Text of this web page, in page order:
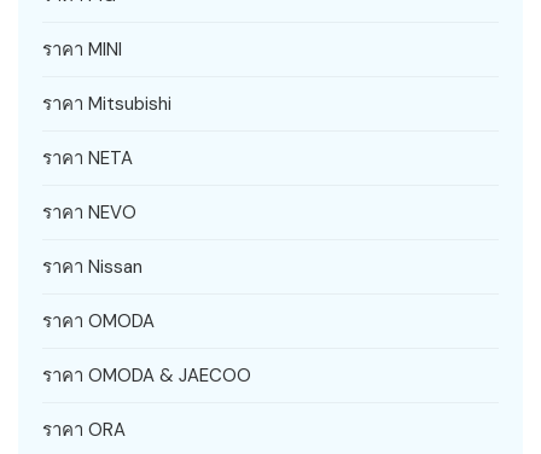
ราคา MINI
ราคา Mitsubishi
ราคา NETA
ราคา NEVO
ราคา Nissan
ราคา OMODA
ราคา OMODA & JAECOO
ราคา ORA